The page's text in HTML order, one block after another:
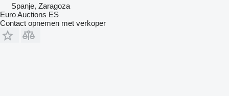
Spanje, Zaragoza
Euro Auctions ES
Contact opnemen met verkoper